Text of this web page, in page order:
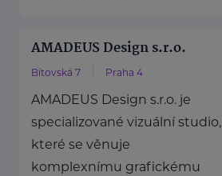
AMADEUS Design s.r.o.
Bítovská 7 Praha 4
AMADEUS Design s.r.o. je
specializované vizuální studio,
které se věnuje
komplexnímu grafickému